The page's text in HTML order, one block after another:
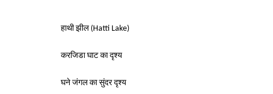
हाथी झील (Hatti Lake)
करजिडा घाट का दृश्य
घने जंगल का सुंदर दृश्य